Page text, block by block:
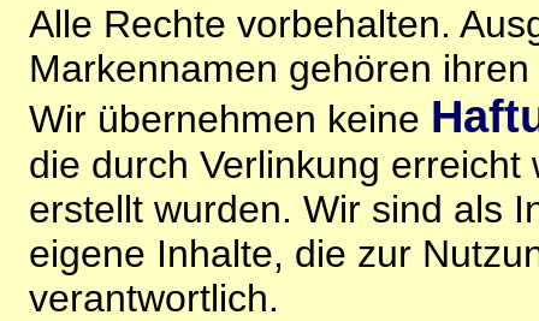
Alle Rechte vorbehalten.
Markennamen gehören
Wir übernehmen keine
die durch Verlinkung
erstellt wurden. Wir sind als
eigene Inhalte, die zur
verantwortlich.